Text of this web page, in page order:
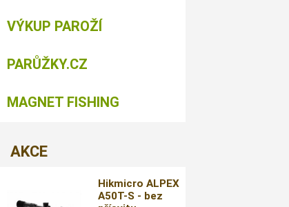
VÝKUP PAROŽÍ
PARŮŽKY.CZ
MAGNET FISHING
AKCE
Hikmicro ALPEX
A50T-S - bez